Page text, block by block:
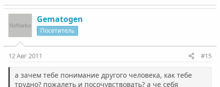
Gematogen
Посетитель
12 Авг 2011 #15
а зачем тебе понимание другого человека, как тебе
трудно? пожалеть и посочувствовать? а че себя